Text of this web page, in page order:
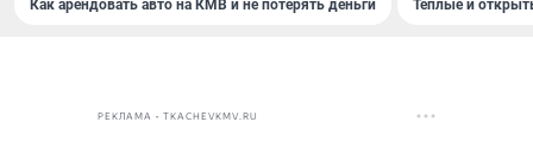
Как арендовать авто на КМВ и не потерять деньги Теплые и
РЕКЛАМА • TKACHEVKMV.RU